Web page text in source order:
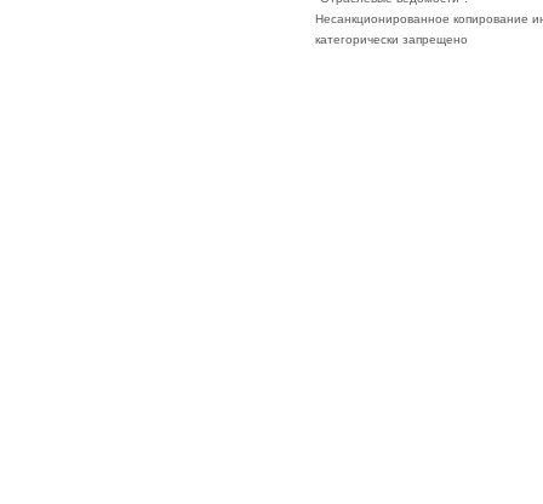
Несанкционированное копирование
категорически запрещено